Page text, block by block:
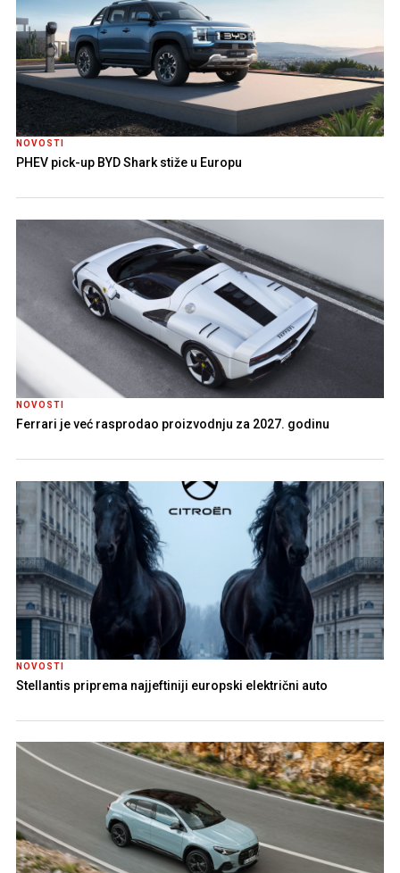
NOVOSTI
PHEV pick-up BYD Shark stiže u Europu
NOVOSTI
Ferrari je već rasprodao proizvodnju za 2027. godinu
NOVOSTI
Stellantis priprema najjeftiniji europski električni auto